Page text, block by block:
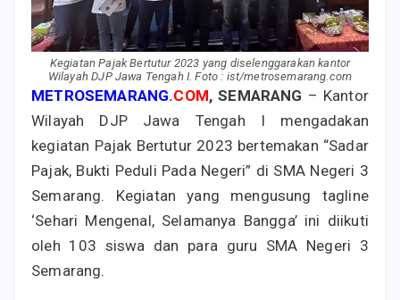
Kegiatan Pajak Bertutur 2023 yang diselenggarakan kantor
Wilayah DJP Jawa Tengah I. Foto : ist/metrosemarang.com
METROSEMARANG.COM, SEMARANG – Kantor
Wilayah DJP Jawa Tengah I mengadakan
kegiatan Pajak Bertutur 2023 bertemakan “Sadar
Pajak, Bukti Peduli Pada Negeri” di SMA Negeri 3
Semarang. Kegiatan yang mengusung tagline
‘Sehari Mengenal, Selamanya Bangga’ ini diikuti
oleh 103 siswa dan para guru SMA Negeri 3
Semarang.